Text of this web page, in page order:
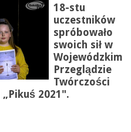
18-stu
uczestników
spróbowało
swoich sił w
Wojewódzkim
Przeglądzie
Twórczości
„ Pikuś 2021 ".